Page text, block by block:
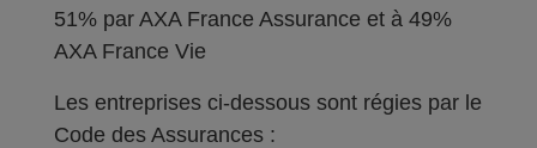
51% par AXA France Assurance et à 49%
AXA France Vie
Les entreprises ci-dessous sont régies par le
Code des Assurances :